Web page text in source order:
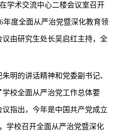
学术交流中心二楼会议室召开
年度全面从严治党暨深化教育领
由研究生处长吴启红主持，全
明的讲话精神和党委副书记、
校全面从严治党工作总体要
指出，今年是中国共产党成立
学校召开全面从严治党暨深化